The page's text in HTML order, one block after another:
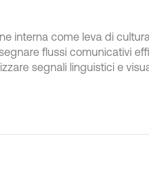
interna come leva di
flussi comunicativi
segnali linguistici e